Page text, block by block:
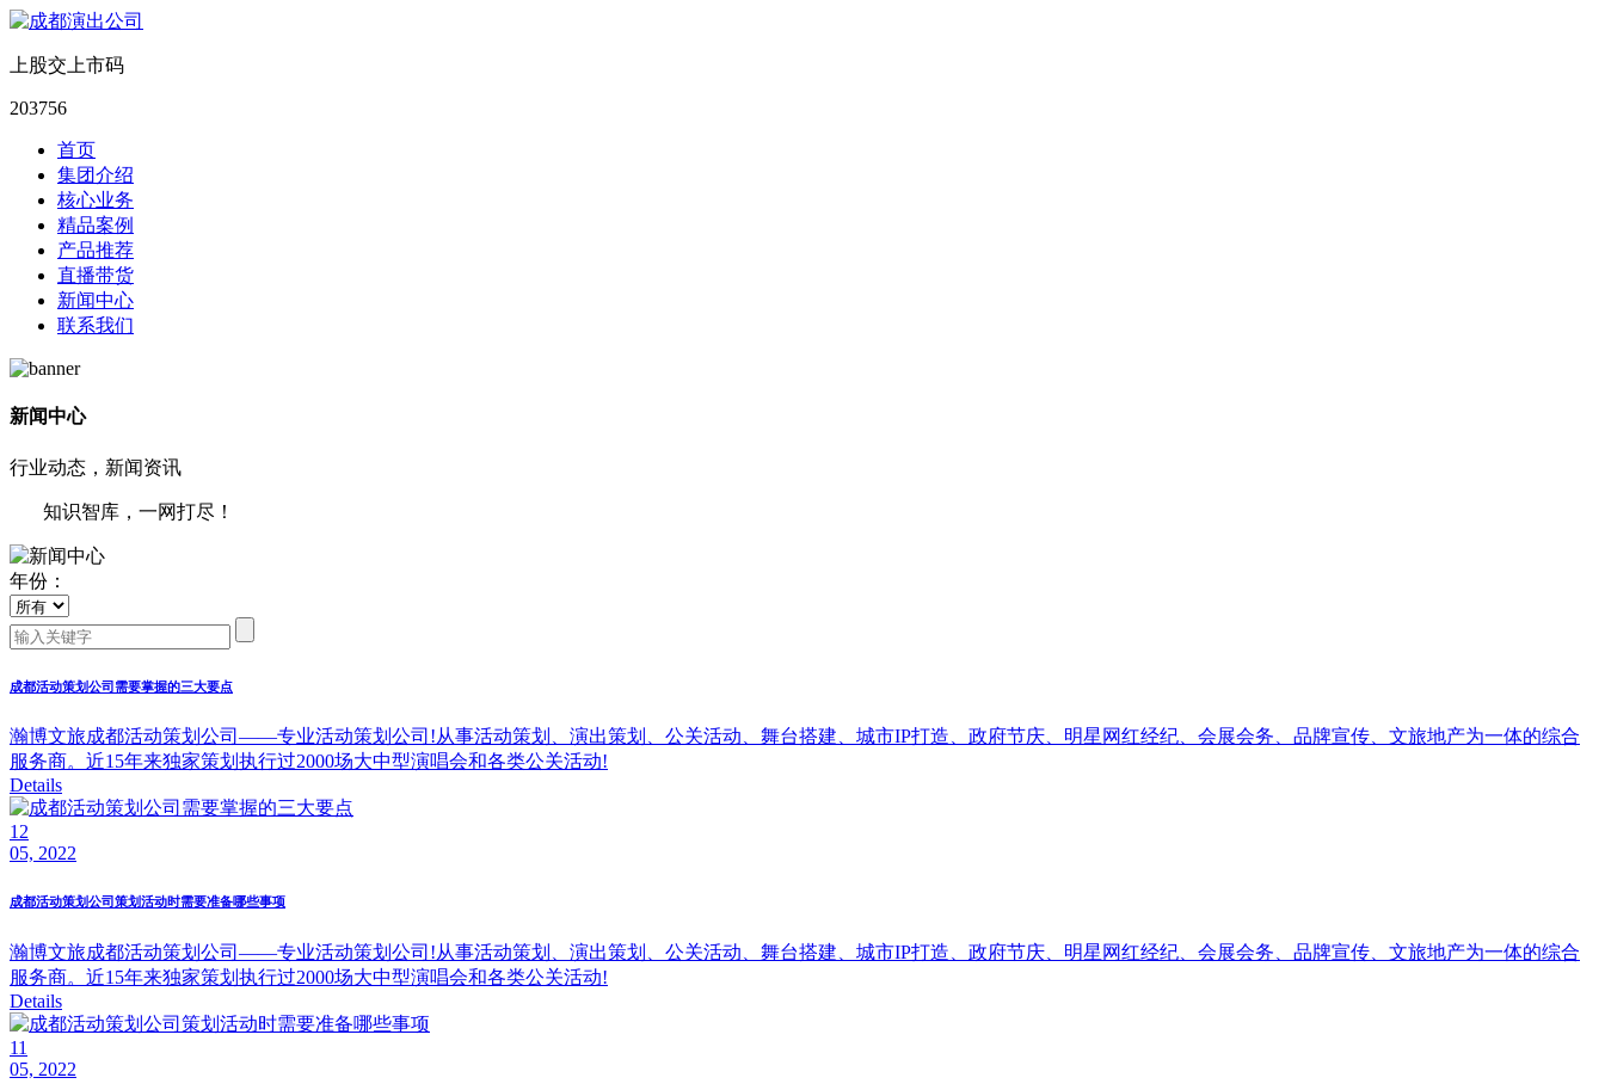
上股交上市码
203756
首页
集团介绍
核心业务
精品案例
产品推荐
直播带货
新闻中心
联系我们
新闻中心
行业动态，新闻资讯
知识智库，一网打尽！
年份：
成都活动策划公司需要掌握的三大要点
瀚博文旅成都活动策划公司——专业活动策划公司!从事活动策划、演出策划、公关活动、舞台搭建、城市IP打造、政府节庆、明星网红经纪、会展会务、品牌宣传、文旅地产为一体的综合
服务商。近15年来独家策划执行过2000场大中型演唱会和各类公关活动!
Details
12
05, 2022
成都活动策划公司策划活动时需要准备哪些事项
瀚博文旅成都活动策划公司——专业活动策划公司!从事活动策划、演出策划、公关活动、舞台搭建、城市IP打造、政府节庆、明星网红经纪、会展会务、品牌宣传、文旅地产为一体的综合
服务商。近15年来独家策划执行过2000场大中型演唱会和各类公关活动!
Details
11
05, 2022